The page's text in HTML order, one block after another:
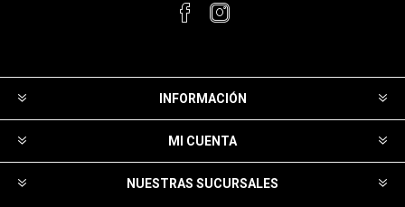
INFORMACIÓN
MI CUENTA
NUESTRAS SUCURSALES